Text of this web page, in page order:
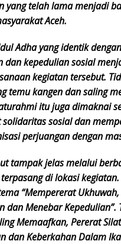
yang telah lama menjadi
Aceh.
Adha yang identik
dan kepedulian sosial
kegiatan tersebut.
temu kangen dan saling
itu juga dimaknai
sosial dan
perjuangan dengan
tampak jelas melalui
di lokasi
“Mempererat
dan Menebar Kepedulian”.
Memaafkan, Pererat
dan Keberkahan Dalam